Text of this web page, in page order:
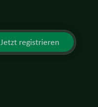
Jetzt registrieren